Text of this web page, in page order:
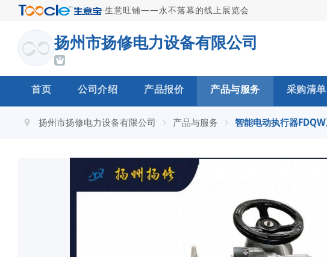
·生意旺铺——永不落幕的线上展览会
扬州市扬修电力设备有限公司
首页 公司介绍 产品报价 产品与服务 采购清单
扬州市扬修电力设备有限公司 产品与服务 智能电动执行器